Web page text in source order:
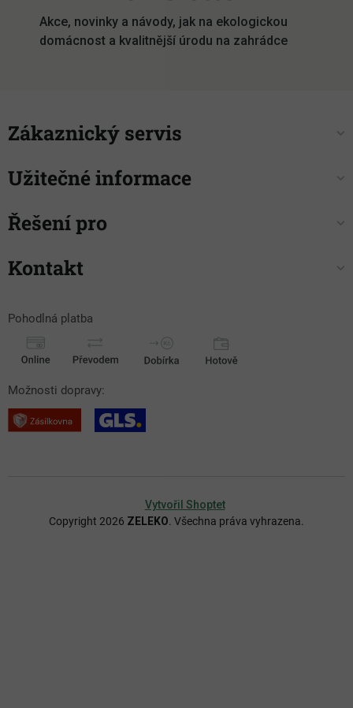
Akce, novinky a návody, jak na ekologickou
domácnost a kvalitnější úrodu na zahrádce
Zákaznický servis
Užitečné informace
Řešení pro
Kontakt
Pohodlná platba
Možnosti dopravy:
Vytvořil Shoptet
Copyright 2026 ZELEKO. Všechna práva vyhrazena.